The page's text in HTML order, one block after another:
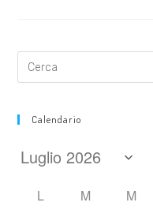
Calendario
L M M